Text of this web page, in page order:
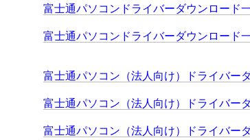
富士通パソコンドライバーダウンロード
富士通パソコンドライバーダウンロード
富士通パソコン（法人向け）ドライバー
富士通パソコン（法人向け）ドライバー
富士通パソコン（法人向け）ドライバー